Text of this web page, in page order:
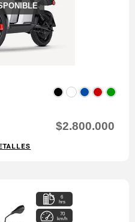
$2.800.000
6
hrs
70
km/h